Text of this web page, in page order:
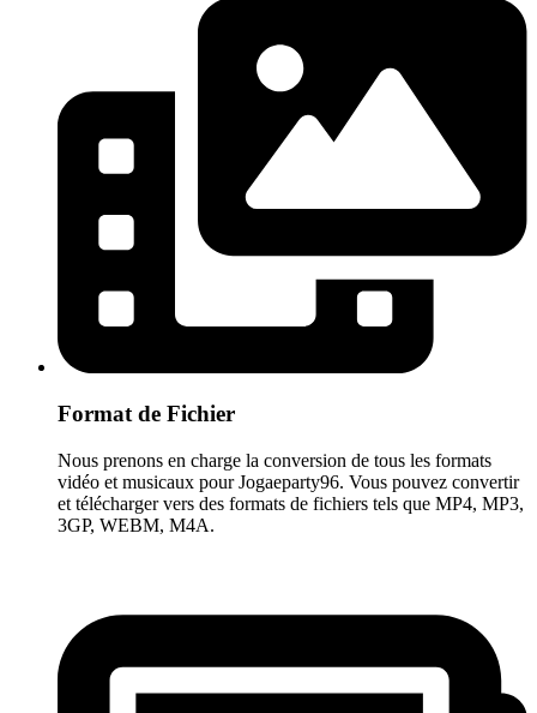
Format de Fichier
Nous prenons en charge la conversion de tous les formats
vidéo et musicaux pour Jogaeparty96. Vous pouvez convertir
et télécharger vers des formats de fichiers tels que MP4, MP3,
3GP, WEBM, M4A.